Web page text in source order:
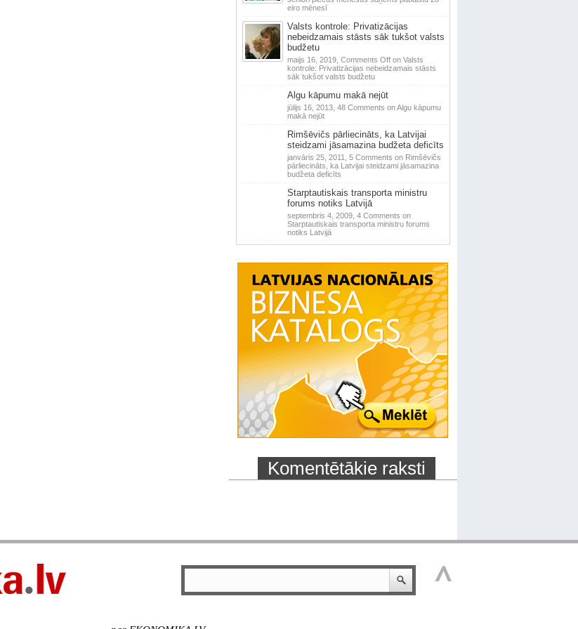
eiro mēnesī
Valsts kontrole: Privatizācijas
nebeidzamais stāsts sāk tukšot valsts
budžetu
maijs 16, 2019, Comments Offon Valsts
kontrole: Privatizācijas nebeidzamais stāsts
sāk tukšot valsts budžetu
Algu kāpumu makā nejūt
jūlijs 16, 2013, 48 Comments on Algu kāpumu
makā nejūt
Rimšēvičs pārliecināts, ka Latvijai
steidzami jāsamazina budžeta deficīts
janvāris 25, 2011, 5 Comments on Rimšēvičs
pārliecināts, ka Latvijai steidzami jāsamazina
budžeta deficīts
Starptautiskais transporta ministru
forums notiks Latvijā
septembris 4, 2009, 4 Comments on
Starptautiskais transporta ministru forums
notiks Latvijā
Komentētākie raksti